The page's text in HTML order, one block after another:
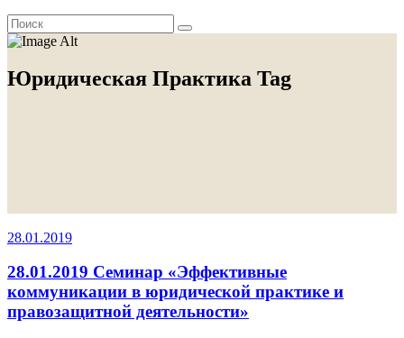
Юридическая Практика Tag
28.01.2019
28.01.2019 Семинар «Эффективные
коммуникации в юридической практике и
правозащитной деятельности»